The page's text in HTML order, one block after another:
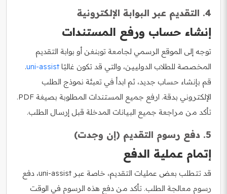
4. التقديم عبر البوابة الإلكترونية
إنشاء حساب ورفع المستندات
توجه إلى الموقع الرسمي لجامعة توبنغن أو بوابة التقديم
المخصصة للطلاب الدوليين، والتي قد تكون غالبًا uni-assist
.
قم بإنشاء حساب جديد، ثم ابدأ في تعبئة نموذج الطلب
الإلكتروني بدقة. ارفع جميع المستندات المطلوبة بصيغة PDF.
تأكد من مراجعة جميع البيانات المدخلة قبل إرسال الطلب.
5. دفع رسوم التقديم (إن وجدت)
إتمام عملية الدفع
قد تتطلب بعض عمليات التقديم، خاصة عبر uni-assist، دفع
رسوم معالجة الطلب. تأكد من دفع هذه الرسوم في الوقت